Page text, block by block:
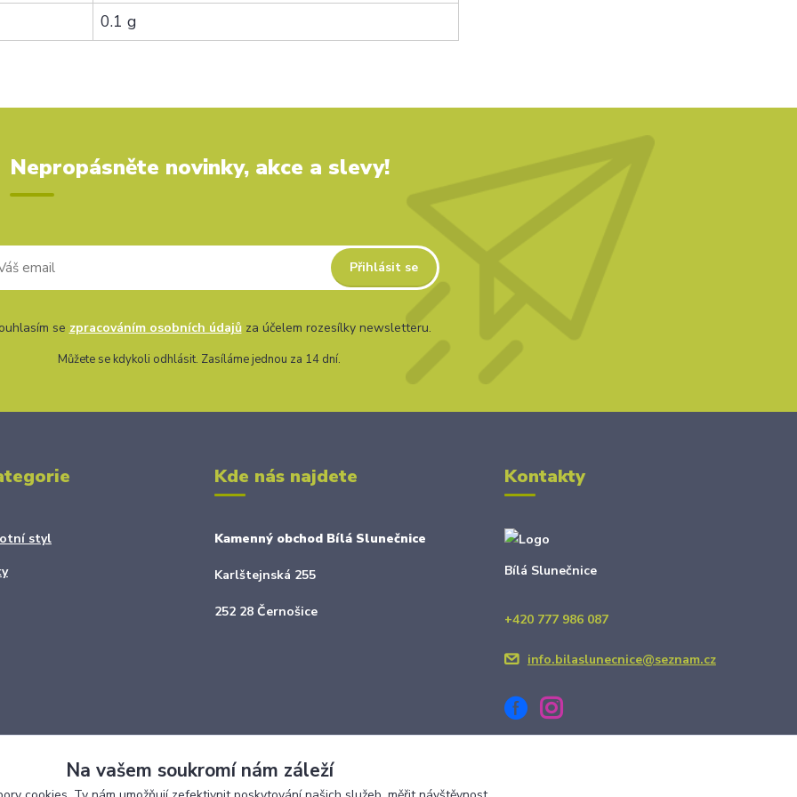
0.1 g
Nepropásněte novinky, akce a slevy!
Přihlásit se
se zpracováním osobních údajůza účelem rozesílky newsletteru.
Můžete se kdykoli odhlásit. Zasíláme jednou za 14 dní.
styl
Kde nás najdete
Kamenný obchod Bílá Slunečnice
Karlštejnská 255
252 28 Černošice
Kontakty
Bílá Slunečnice
+420 777 986 087
info.bilaslunecnice@seznam.cz
Na vašem soukromí nám záleží